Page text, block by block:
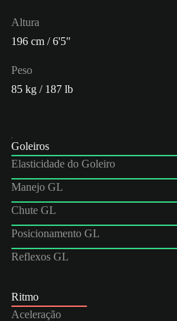
Altura
196 cm / 6'5"
Peso
85 kg / 187 lb
Goleiros
Elasticidade do Goleiro
Manejo GL
Chute GL
Posicionamento GL
Reflexos GL
Ritmo
Aceleração